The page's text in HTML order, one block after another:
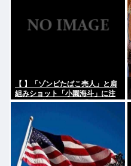
【 】「ゾンビたばこ売人」と肩
組みショット「小園海斗」に注
がれる”厳しい視線” 「レギュラ